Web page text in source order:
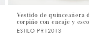
Vestido de quinceañera
corpiño con encaje y
ESTILO PR12013